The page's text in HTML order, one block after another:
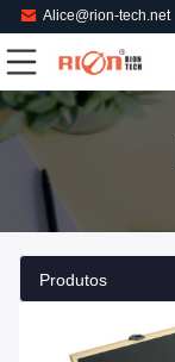
Alice@rion-tech.net
Produtos